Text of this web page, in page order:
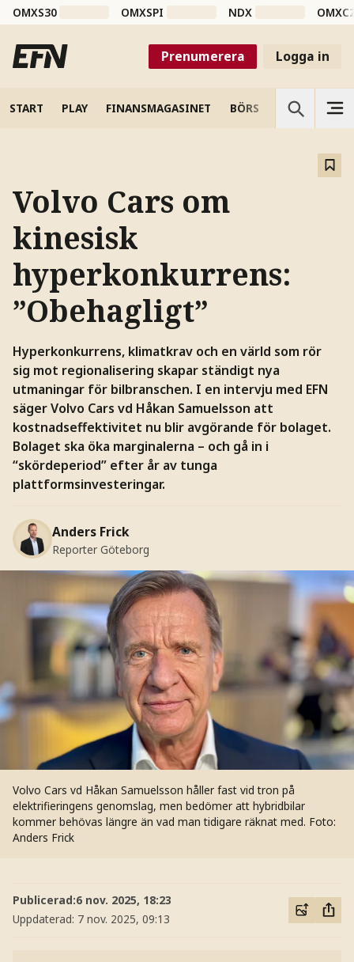
OMXS30 OMXSPI NDX
Prenumerera Logga in
START PLAY FINANSMAGASINET BÖRS VETENSKAP
Volvo Cars om
kinesisk
hyperkonkurrens:
”Obehagligt”
Hyperkonkurrens, klimatkrav och en värld som rör
sig mot regionalisering skapar ständigt nya
utmaningar för bilbranschen. I en intervju med EFN
säger Volvo Cars vd Håkan Samuelsson att
kostnadseffektivitet nu blir avgörande för bolaget.
Bolaget ska öka marginalerna – och gå in i
“skördeperiod” efter år av tunga
plattformsinvesteringar.
Anders Frick
Reporter Göteborg
Volvo Cars vd Håkan Samuelsson håller fast vid tron på
elektrifieringens genomslag, men bedömer att hybridbilar
kommer behövas längre än vad man tidigare räknat med. Foto:
Anders Frick
Publicerad:6 nov. 2025, 18:23
Uppdaterad: 7 nov. 2025, 09:13